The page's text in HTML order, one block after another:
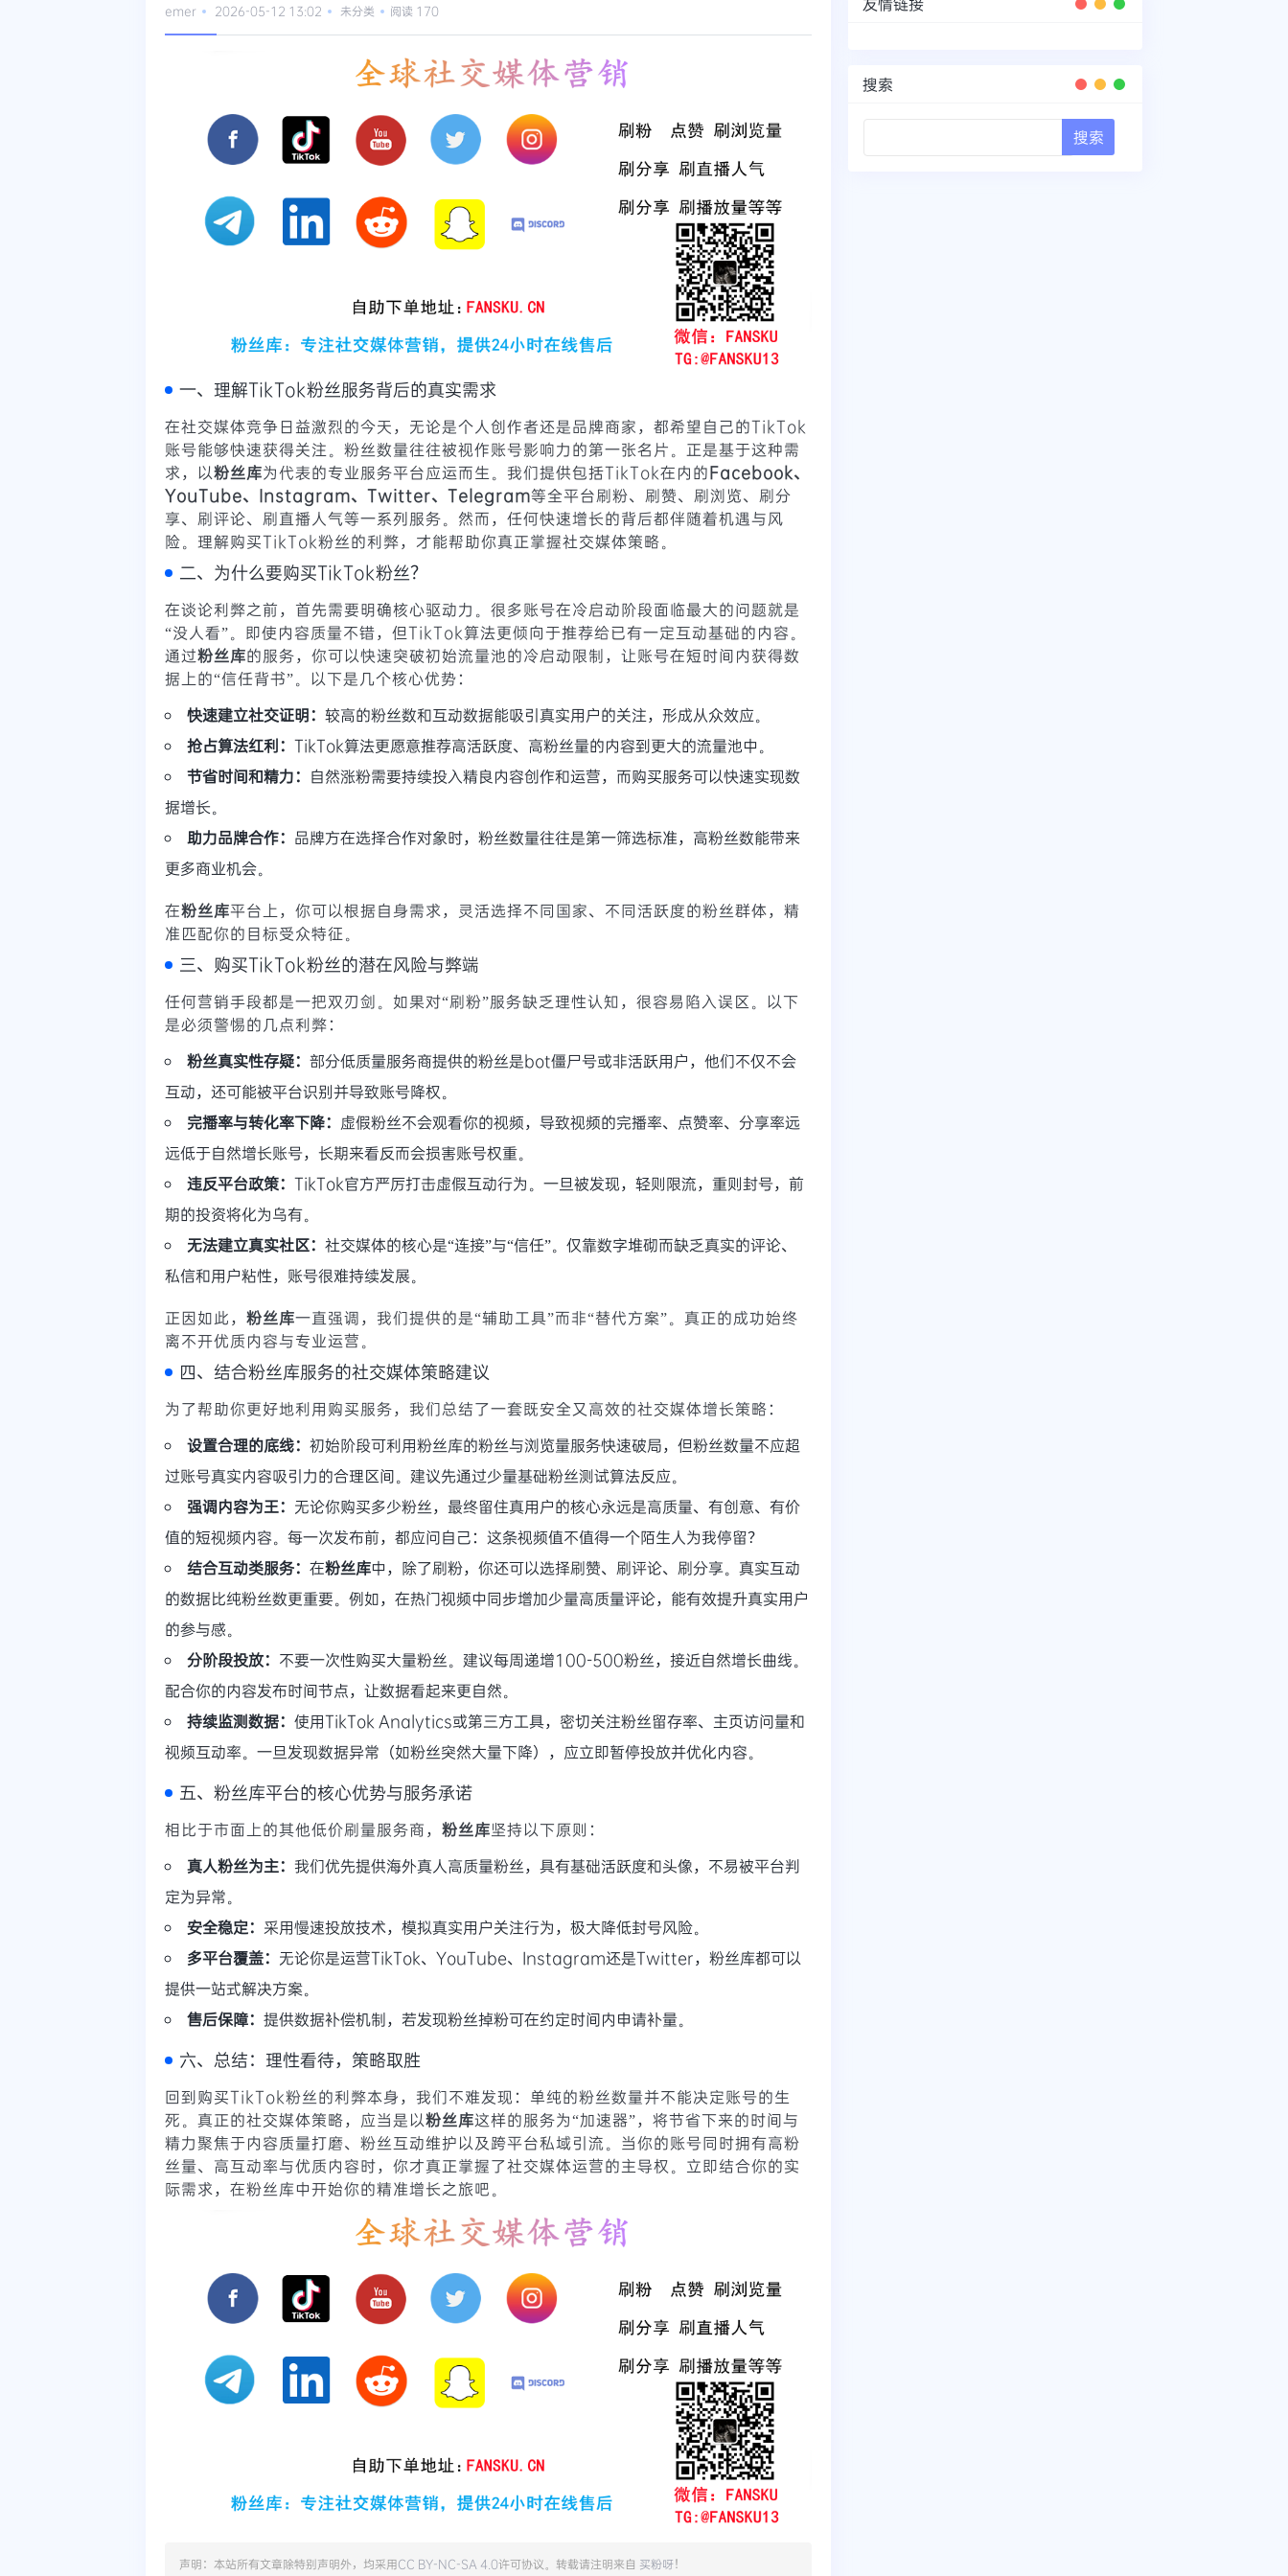
emer 2026-05-12 13:02 未分类 阅读 170
一、理解TikTok粉丝服务背后的真实需求
在社交媒体竞争日益激烈的今天，无论是个人创作者还是品牌商家，都希望自己的TikTok
账号能够快速获得关注。粉丝数量往往被视作账号影响力的第一张名片。正是基于这种需
求，以粉丝库为代表的专业服务平台应运而生。我们提供包括TikTok在内的Facebook、
YouTube、Instagram、Twitter、Telegram等全平台刷粉、刷赞、刷浏览、刷分
享、刷评论、刷直播人气等一系列服务。然而，任何快速增长的背后都伴随着机遇与风
险。理解购买TikTok粉丝的利弊，才能帮助你真正掌握社交媒体策略。
二、为什么要购买TikTok粉丝？
在谈论利弊之前，首先需要明确核心驱动力。很多账号在冷启动阶段面临最大的问题就是
“没人看”。即使内容质量不错，但TikTok算法更倾向于推荐给已有一定互动基础的内容。
通过粉丝库的服务，你可以快速突破初始流量池的冷启动限制，让账号在短时间内获得数
据上的“信任背书”。以下是几个核心优势：
快速建立社交证明： 较高的粉丝数和互动数据能吸引真实用户的关注，形成从众效应。
抢占算法红利： TikTok算法更愿意推荐高活跃度、高粉丝量的内容到更大的流量池中。
节省时间和精力： 自然涨粉需要持续投入精良内容创作和运营，而购买服务可以快速实现数
据增长。
助力品牌合作： 品牌方在选择合作对象时，粉丝数量往往是第一筛选标准，高粉丝数能带来
更多商业机会。
在粉丝库平台上，你可以根据自身需求，灵活选择不同国家、不同活跃度的粉丝群体，精
准匹配你的目标受众特征。
三、购买TikTok粉丝的潜在风险与弊端
任何营销手段都是一把双刃剑。如果对“刷粉”服务缺乏理性认知，很容易陷入误区。以下
是必须警惕的几点利弊：
粉丝真实性存疑： 部分低质量服务商提供的粉丝是bot僵尸号或非活跃用户，他们不仅不会
互动，还可能被平台识别并导致账号降权。
完播率与转化率下降： 虚假粉丝不会观看你的视频，导致视频的完播率、点赞率、分享率远
远低于自然增长账号，长期来看反而会损害账号权重。
违反平台政策： TikTok官方严厉打击虚假互动行为。一旦被发现，轻则限流，重则封号，前
期的投资将化为乌有。
无法建立真实社区： 社交媒体的核心是“连接”与“信任”。仅靠数字堆砌而缺乏真实的评论、
私信和用户粘性，账号很难持续发展。
正因如此， 粉丝库一直强调，我们提供的是“辅助工具”而非“替代方案”。真正的成功始终
离不开优质内容与专业运营。
四、结合粉丝库服务的社交媒体策略建议
为了帮助你更好地利用购买服务，我们总结了一套既安全又高效的社交媒体增长策略：
设置合理的底线： 初始阶段可利用粉丝库的粉丝与浏览量服务快速破局，但粉丝数量不应超
过账号真实内容吸引力的合理区间。建议先通过少量基础粉丝测试算法反应。
强调内容为王： 无论你购买多少粉丝，最终留住真用户的核心永远是高质量、有创意、有价
值的短视频内容。每一次发布前，都应问自己：这条视频值不值得一个陌生人为我停留？
结合互动类服务： 在粉丝库中，除了刷粉，你还可以选择刷赞、刷评论、刷分享。真实互动
的数据比纯粉丝数更重要。例如，在热门视频中同步增加少量高质量评论，能有效提升真实用户
的参与感。
分阶段投放： 不要一次性购买大量粉丝。建议每周递增100-500粉丝，接近自然增长曲线。
配合你的内容发布时间节点，让数据看起来更自然。
持续监测数据： 使用TikTok Analytics或第三方工具，密切关注粉丝留存率、主页访问量和
视频互动率。一旦发现数据异常（如粉丝突然大量下降），应立即暂停投放并优化内容。
五、粉丝库平台的核心优势与服务承诺
相比于市面上的其他低价刷量服务商， 粉丝库坚持以下原则：
真人粉丝为主： 我们优先提供海外真人高质量粉丝，具有基础活跃度和头像，不易被平台判
定为异常。
安全稳定： 采用慢速投放技术，模拟真实用户关注行为，极大降低封号风险。
多平台覆盖： 无论你是运营TikTok、YouTube、Instagram还是Twitter，粉丝库都可以
提供一站式解决方案。
售后保障： 提供数据补偿机制，若发现粉丝掉粉可在约定时间内申请补量。
六、总结：理性看待，策略取胜
回到购买TikTok粉丝的利弊本身，我们不难发现：单纯的粉丝数量并不能决定账号的生
死。真正的社交媒体策略，应当是以粉丝库这样的服务为“加速器”，将节省下来的时间与
精力聚焦于内容质量打磨、粉丝互动维护以及跨平台私域引流。当你的账号同时拥有高粉
丝量、高互动率与优质内容时，你才真正掌握了社交媒体运营的主导权。立即结合你的实
际需求，在粉丝库中开始你的精准增长之旅吧。
声明：本站所有文章除特别声明外，均采用CC BY-NC-SA 4.0许可协议。转载请注明来自 买粉呀！
搜索